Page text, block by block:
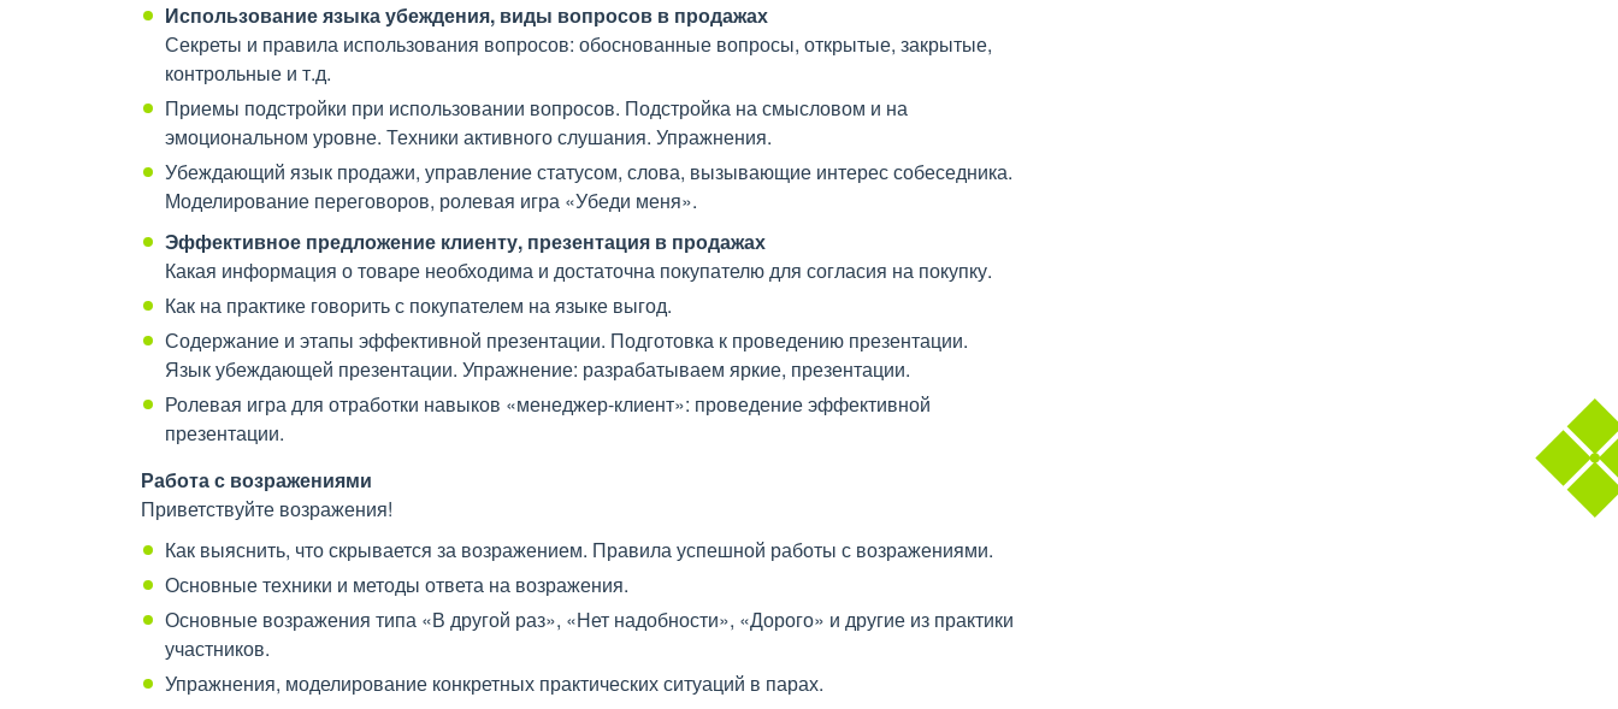
Использование языка убеждения, виды вопросов в продажах
Секреты и правила использования вопросов: обоснованные вопросы, открытые, закрытые,
контрольные и т.д.
Приемы подстройки при использовании вопросов. Подстройка на смысловом и на
эмоциональном уровне. Техники активного слушания. Упражнения.
Убеждающий язык продажи, управление статусом, слова, вызывающие интерес собеседника.
Моделирование переговоров, ролевая игра «Убеди меня».
Эффективное предложение клиенту, презентация в продажах
Какая информация о товаре необходима и достаточна покупателю для согласия на покупку.
Как на практике говорить с покупателем на языке выгод.
Содержание и этапы эффективной презентации. Подготовка к проведению презентации.
Язык убеждающей презентации. Упражнение: разрабатываем яркие, презентации.
Ролевая игра для отработки навыков «менеджер-клиент»: проведение эффективной
презентации.
Работа с возражениями
Приветствуйте возражения!
Как выяснить, что скрывается за возражением. Правила успешной работы с возражениями.
Основные техники и методы ответа на возражения.
Основные возражения типа «В другой раз», «Нет надобности», «Дорого» и другие из практики
участников.
Упражнения, моделирование конкретных практических ситуаций в парах.